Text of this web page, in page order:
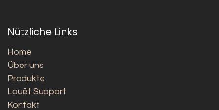
Nützliche Links
Home
Über uns
Produkte
Louët Support
Kontakt